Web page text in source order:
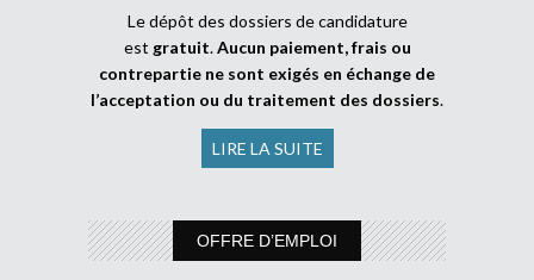
Le dépôt des dossiers de candidature
est gratuit.Aucun paiement, frais ou
contrepartie ne sont exigés en échange de
l’acceptation ou du traitement des dossiers.
LIRE LA SUITE
OFFRE D’EMPLOI